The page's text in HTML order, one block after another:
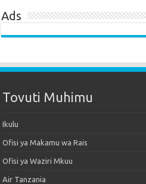
Ads
Tovuti Muhimu
Ikulu
Ofisi ya Makamu wa Rais
Ofisi ya Waziri Mkuu
Air Tanzania